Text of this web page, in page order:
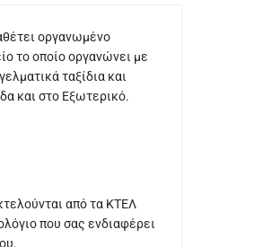
οργανωμένο
το οποίο οργανώνει με
ταξίδια και
και στο Εξωτερικό.
από τα ΚΤΕΛ
που σας ενδιαφέρει